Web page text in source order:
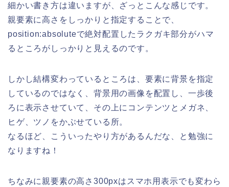
細かい書き方は違いますが、ざっとこんな感じです。
親要素に高さをしっかりと指定することで、
position:absoluteで絶対配置したラクガキ部分がハマ
るところがしっかりと見えるのです。
しかし結構変わっているところは、要素に背景を指定
しているのではなく、背景用の画像を配置し、一歩後
ろに表示させていて、その上にコンテンツとメガネ、
ヒゲ、ツノをかぶせている所。
なるほど、こういったやり方があるんだな、と勉強に
なりますね！
ちなみに親要素の高さ300pxはスマホ用表示でも変わら